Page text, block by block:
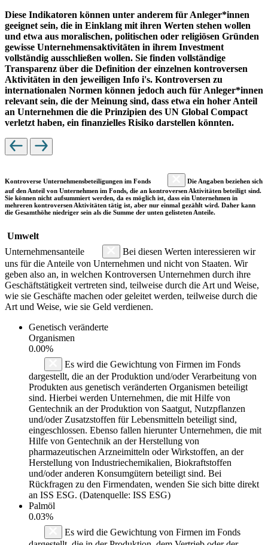
Diese Indikatoren können unter anderem für Anleger*innen
geeignet sein, die in Einklang mit ihren Werten stehen wollen
und etwa aus moralischen, politischen oder religiösen Gründen
gewisse Unternehmensaktivitäten in ihrem Investment
vollständig ausschließen wollen. Sie finden vollständige
Transparenz über die Definition der einzelnen kontroversen
Aktivitäten in den jeweiligen Info i's. Kontroversen zu
internationalen Normen können jedoch auch für Anleger*innen
relevant sein, die der Meinung sind, dass etwa ein hoher Anteil
an Unternehmen die die Prinzipien des UN Global Compact
verletzt haben, ein finanzielles Risiko darstellen könnten.
Kontroverse Unternehmensbeteiligungen im Fonds
Die Angaben beziehen sich
auf den Anteil von Unternehmen im Fonds, die an kontroversen Aktivitäten beteiligt sind.
Sie können nicht aufsummiert werden, da es möglich ist, dass ein Unternehmen in
mehreren kontroversen Aktivitäten tätig ist, aber nur einmal gezählt wird. Daher kann
die Gesamthöhe niedriger sein als die Summe der unten gelisteten Anteile.
Umwelt
Unternehmensanteile
Bei diesen Werten interessieren wir
uns für die Anteile von Unternehmen und nicht von Staaten. Wir
geben also an, in welchen Kontroversen Unternehmen durch ihre
Geschäftstätigkeit vertreten sind, teilweise durch die Art und Weise,
wie sie Geschäfte machen oder geleitet werden, teilweise durch die
Art und Weise, wie sie Geld verdienen.
Genetisch veränderte
Organismen
0.00%
Es wird die Gewichtung von Firmen im Fonds
dargestellt, die an der Produktion und/oder Verarbeitung von
Produkten aus genetisch veränderten Organismen beteiligt
sind. Hierbei werden Unternehmen, die mit Hilfe von
Gentechnik an der Produktion von Saatgut, Nutzpflanzen
und/oder Zusatzstoffen für Lebensmitteln beteiligt sind,
eingeschlossen. Ebenso fallen hierunter Unternehmen, die mit
Hilfe von Gentechnik an der Herstellung von
pharmazeutischen Arzneimitteln oder Wirkstoffen, an der
Herstellung von Industriechemikalien, Biokraftstoffen
und/oder anderen Konsumgütern beteiligt sind. Bei
Rückfragen zu den Firmendaten, wenden Sie sich bitte direkt
an ISS ESG. (Datenquelle: ISS ESG)
Palmöl
0.03%
Es wird die Gewichtung von Firmen im Fonds